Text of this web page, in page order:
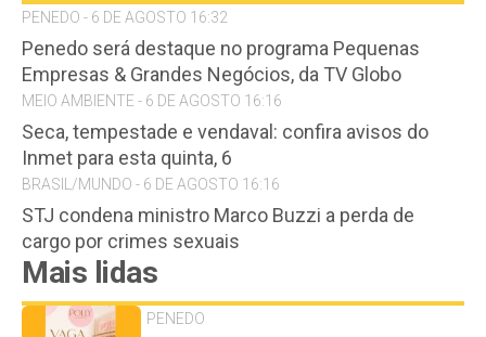
PENEDO - 6 DE AGOSTO 16:32
Penedo será destaque no programa Pequenas
Empresas & Grandes Negócios, da TV Globo
MEIO AMBIENTE - 6 DE AGOSTO 16:16
Seca, tempestade e vendaval: confira avisos do
Inmet para esta quinta, 6
BRASIL/MUNDO - 6 DE AGOSTO 16:16
STJ condena ministro Marco Buzzi a perda de
cargo por crimes sexuais
Mais lidas
PENEDO